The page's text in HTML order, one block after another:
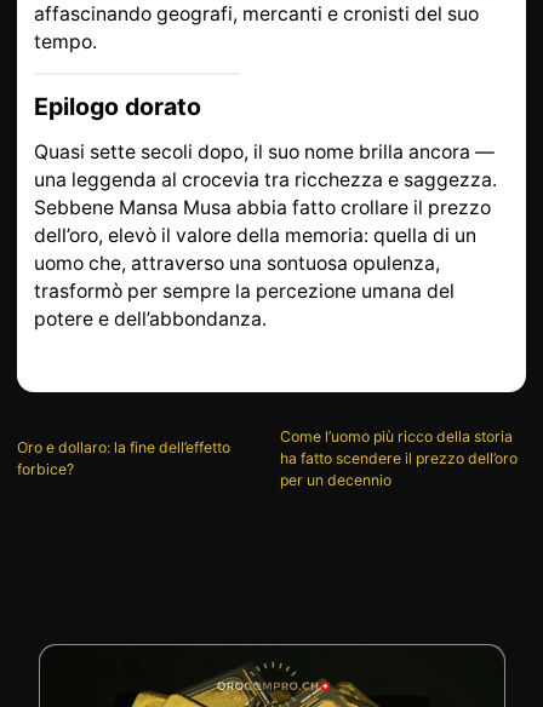
affascinando geografi, mercanti e cronisti del suo
tempo.
Epilogo dorato
Quasi sette secoli dopo, il suo nome brilla ancora —
una leggenda al crocevia tra ricchezza e saggezza.
Sebbene Mansa Musa abbia fatto crollare il prezzo
dell’oro, elevò il valore della memoria: quella di un
uomo che, attraverso una sontuosa opulenza,
trasformò per sempre la percezione umana del
potere e dell’abbondanza.
Oro e dollaro: la fine dell’effetto
forbice?
Come l’uomo più ricco della storia
ha fatto scendere il prezzo dell’oro
per un decennio